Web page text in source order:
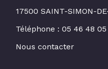
17500 SAINT-SIMON-
Téléphone : 05 46 48 05
Nous contacter